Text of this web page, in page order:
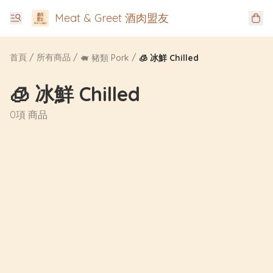
Meat & Greet 酒肉盟友
首頁 / 所有商品 / 🐖 豬類 Pork / 🧊 冰鮮 Chilled
🧊 冰鮮 Chilled
0項 商品